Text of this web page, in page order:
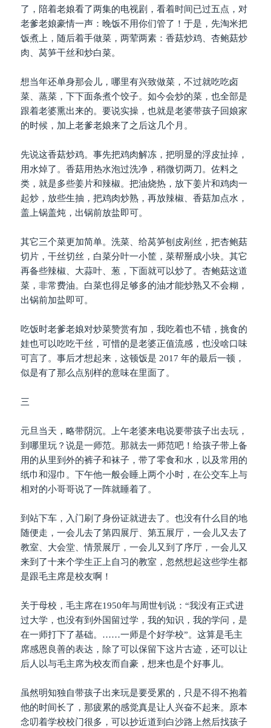
了，陪着老娘看了两集的电视剧，看着时间已过五点，对
老爹老娘豪情一声：晚饭不用你们管了！于是，先淘米把
饭煮上，随后着手做菜，两荤两素：香菇炒鸡、杏鲍菇炒
肉、莴笋干丝和炒白菜。
想当年还单身那会儿，哪里有兴致做菜，不过就吃吃卤
菜、蒸菜，下下面条煮个饺子。如今会炒的菜，也全部是
跟着老婆熏出来的。要说实操，也就是老婆带孩子回娘家
的时候，加上老爹老娘来了之后这几个月。
先说这香菇炒鸡。事先把鸡肉解冻，把明显的浮皮扯掉，
用水焯了。香菇用热水泡过洗净，稍微切两刀。佐料之
类，就是多些姜片和辣椒。把油烧热，放下姜片和鸡肉一
起炒，放些生抽，把鸡肉炒熟，再放辣椒、香菇加点水，
盖上锅盖炖，出锅前放盐即可。
其它三个菜更加简单。洗菜、给莴笋刨皮剐丝，把杏鲍菇
切片，干丝切丝，白菜分叶一小筐，菜帮掰成小块。其它
再备些辣椒、大蒜叶、葱，下面就可以炒了。杏鲍菇这道
菜，非常费油。白菜也得足够多的油才能炒熟又不会糊，
出锅前加盐即可。
吃饭时老爹老娘对炒菜赞赏有加，我吃着也不错，挑食的
娃也可以吃吃干丝，可惜的是老婆正值流感，也没啥口味
可言了。事后才想起来，这顿饭是 2017 年的最后一顿，
似是有了那么点别样的意味在里面了。
三
元旦当天，略带阴沉。上午老婆来电说要带孩子出去玩，
到哪里玩？说是一师范。那就去一师范吧！给孩子带上备
用的从里到外的裤子和袜子，带了零食和水，以及常用的
纸巾和湿巾。下午他一般会睡上两个小时，在公交车上与
相对的小哥哥说了一阵就睡着了。
到站下车，入门刷了身份证就进去了。也没有什么目的地
随便走，一会儿去了第四展厅、第五展厅，一会儿又去了
教室、大会堂、情景展厅，一会儿又到了序厅，一会儿又
来到了十来个学生正上自习的教室，忽然想起这些学生都
是跟毛主席是校友啊！
关于母校，毛主席在1950年与周世钊说：“我没有正式进
过大学，也没有到外国留过学，我的知识，我的学问，是
在一师打下了基础。……一师是个好学校”。这算是毛主
席感恩良善的表达，除了可以保留下这片古迹，还可以让
后人以与毛主席为校友而自豪，想来也是个好事儿。
虽然明知独自带孩子出来玩是要受累的，只是不得不抱着
他的时间长了，那疲累的感觉真是让人兴奋不起来。原本
念叨着学校校门很多，可以抄近道到白沙路上然后找孩子